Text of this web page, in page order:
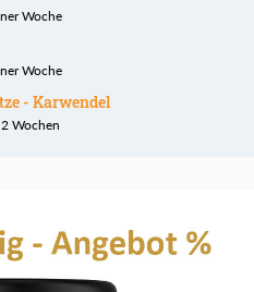
Woche
Woche
- Karwendel
Wochen